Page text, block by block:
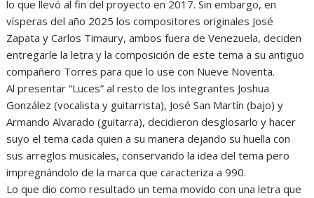
lo que llevó al fin del proyecto en 2017. Sin embargo, en
vísperas del año 2025 los compositores originales José
Zapata y Carlos Timaury, ambos fuera de Venezuela, deciden
entregarle la letra y la composición de este tema a su antiguo
compañero Torres para que lo use con Nueve Noventa.
Al presentar “Luces” al resto de los integrantes Joshua
González (vocalista y guitarrista), José San Martín (bajo) y
Armando Alvarado (guitarra), decidieron desglosarlo y hacer
suyo el tema cada quien a su manera dejando su huella con
sus arreglos musicales, conservando la idea del tema pero
impregnándolo de la marca que caracteriza a 990.
Lo que dio como resultado un tema movido con una letra que